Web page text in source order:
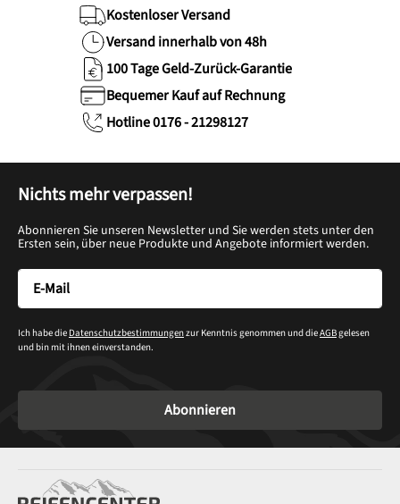
Kostenloser Versand
Versand innerhalb von 48h
100 Tage Geld-Zurück-Garantie
Bequemer Kauf auf Rechnung
Hotline 0176 - 21298127
Nichts mehr verpassen!
Abonnieren Sie unseren Newsletter und Sie werden stets unter den
Ersten sein, über neue Produkte und Angebote informiert werden.
Ich habe die Datenschutzbestimmungenzur Kenntnis genommen und dieAGBgelesen
und bin mit ihnen einverstanden.
Abonnieren